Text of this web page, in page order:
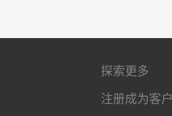
探索更多
注册成为客户